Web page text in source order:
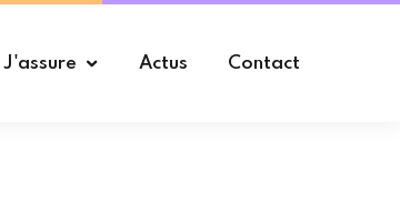
J'assure Actus Contact